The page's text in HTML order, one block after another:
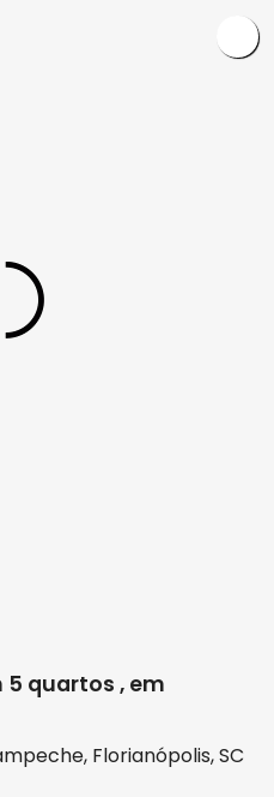
quartos , em
Florianópolis, SC